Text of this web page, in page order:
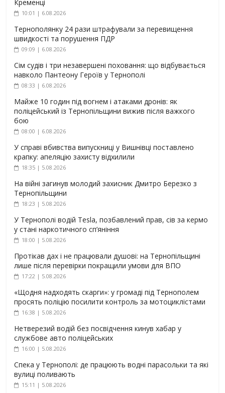
Кременці
10:01 | 6.08.2026
Тернополянку 24 рази штрафували за перевищення
швидкості та порушення ПДР
09:09 | 6.08.2026
Сім судів і три незавершені поховання: що відбувається
навколо Пантеону Героїв у Тернополі
08:33 | 6.08.2026
Майже 10 годин під вогнем і атаками дронів: як
поліцейський із Тернопільщини вижив після важкого
бою
08:00 | 6.08.2026
У справі вбивства випускниці у Вишнівці поставлено
крапку: апеляцію захисту відхилили
18:35 | 5.08.2026
На війні загинув молодий захисник Дмитро Березко з
Тернопільщини
18:23 | 5.08.2026
У Тернополі водій Tesla, позбавлений прав, сів за кермо
у стані наркотичного сп’яніння
18:00 | 5.08.2026
Протікав дах і не працювали душові: на Тернопільщині
лише після перевірки покращили умови для ВПО
17:22 | 5.08.2026
«Щодня надходять скарги»: у громаді під Тернополем
просять поліцію посилити контроль за мотоциклістами
16:38 | 5.08.2026
Нетверезий водій без посвідчення кинув хабар у
службове авто поліцейських
16:00 | 5.08.2026
Спека у Тернополі: де працюють водні парасольки та які
вулиці поливають
15:11 | 5.08.2026